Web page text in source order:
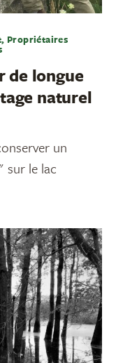
Propriétaires
de longue
naturel
un
sur le lac